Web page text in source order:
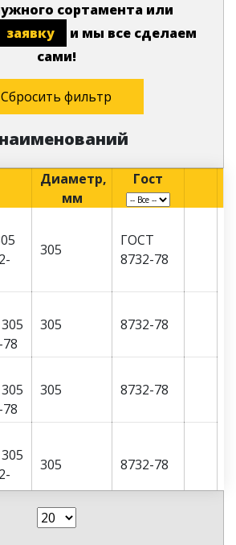
сортамента или
заявку
и мы все сделаем
сами!
Сбросить фильтр
Диаметр,
мм
Гост
305
ГОСТ
8732-78
305 8732-78
305 8732-78
305 8732-78